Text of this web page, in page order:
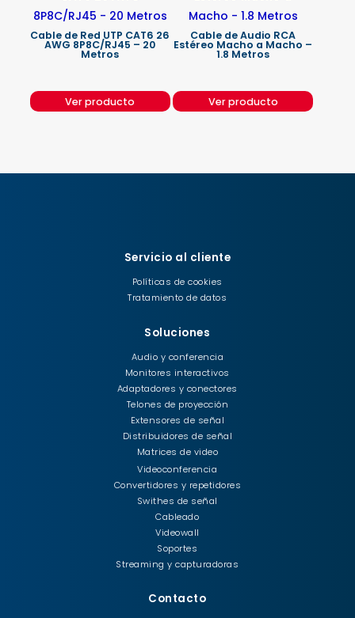
Cable de Red UTP CAT6 26
AWG 8P8C/RJ45 – 20
Metros
Ver producto
Cable de Audio RCA
Estéreo Macho a Macho –
1.8 Metros
Ver producto
Servicio al cliente
Políticas de cookies
Tratamiento de datos
Soluciones
Audio y conferencia
Monitores interactivos
Adaptadores y conectores
Telones de proyección
Extensores de señal
Distribuidores de señal
Matrices de video
Videoconferencia
Convertidores y repetidores
Swithes de señal
Cableado
Videowall
Soportes
Streaming y capturadoras
Contacto